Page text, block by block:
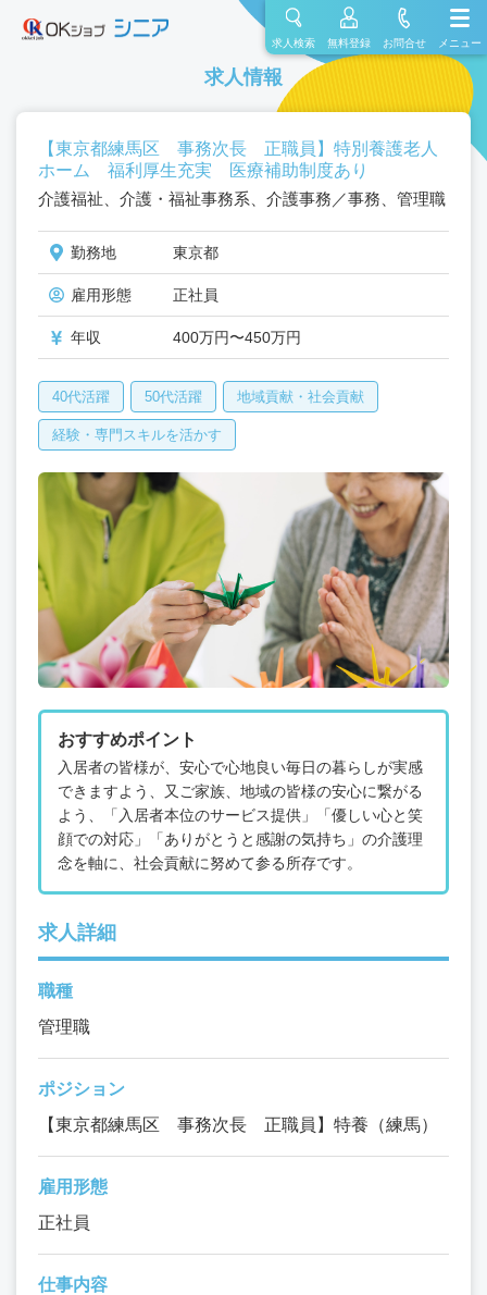
求人検索 無料登録 お問合せ メニュー
求人情報
【東京都練馬区 事務次長 正職員】特別養護老人
ホーム 福利厚生充実 医療補助制度あり
介護福祉、介護・福祉事務系、介護事務／事務、管理職
勤務地 東京都
雇用形態 正社員
年収 400万円〜450万円
40代活躍 50代活躍 地域貢献・社会貢献
経験・専門スキルを活かす
おすすめポイント
入居者の皆様が、安心で心地良い毎日の暮らしが実感
できますよう、又ご家族、地域の皆様の安心に繋がる
よう、「入居者本位のサービス提供」「優しい心と笑
顔での対応」「ありがとうと感謝の気持ち」の介護理
念を軸に、社会貢献に努めて参る所存です。
求人詳細
職種
管理職
ポジション
【東京都練馬区 事務次長 正職員】特養（練馬）
雇用形態
正社員
仕事内容